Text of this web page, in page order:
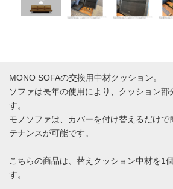
MONO SOFAの交換用中材クッション。
ソファは長年の使用により、クッション部
す。
モノソファは、カバーを付け替えるだけで
テナンスが可能です。
こちらの商品は、替えクッション中材を1
す。